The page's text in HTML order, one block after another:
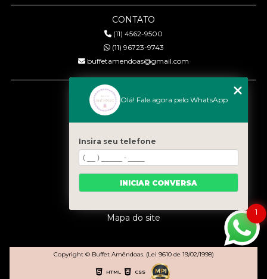
CONTATO
(11) 4562-9500
(11) 96723-9743
buffetamendoas@gmail.com
MENU
Quem somos
Serviços
Eventos
Gastronomia
Contato
Mapa do site
Copyright © Buffet Amêndoas. (Lei 9610 de 19/02/1998)
HTML CSS
1
Olá! Fale agora pelo WhatsApp
Insira seu telefone
INICIAR CONVERSA